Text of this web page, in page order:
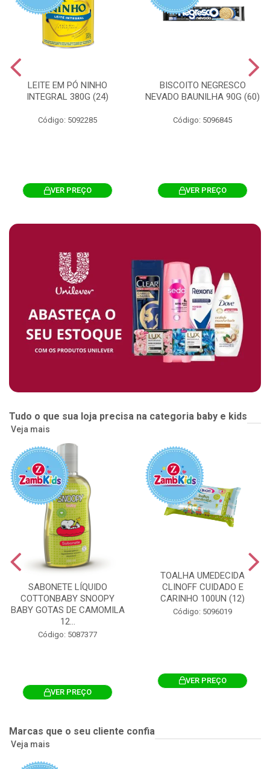
LEITE EM PÓ NINHO
INTEGRAL 380G (24)
Código: 5092285
VER PREÇO
BISCOITO NEGRESCO
NEVADO BAUNILHA 90G (60)
Código: 5096845
VER PREÇO
Tudo o que sua loja precisa na categoria baby e kids
Veja mais
SABONETE LÍQUIDO
COTTONBABY SNOOPY
BABY GOTAS DE CAMOMILA
12...
Código: 5087377
VER PREÇO
TOALHA UMEDECIDA
CLINOFF CUIDADO E
CARINHO 100UN (12)
Código: 5096019
VER PREÇO
Marcas que o seu cliente confia
Veja mais